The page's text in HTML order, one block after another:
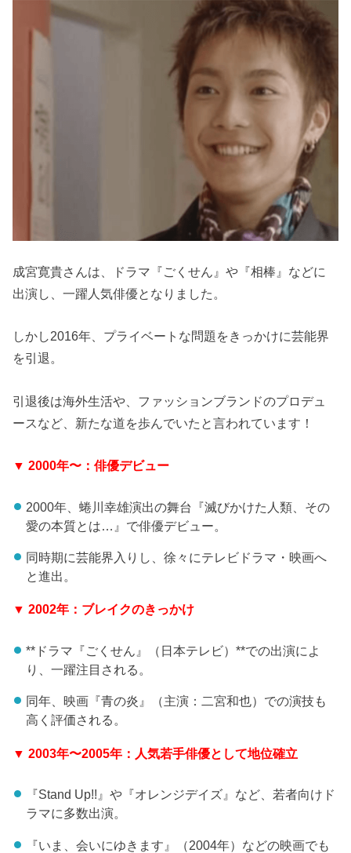
成宮寛貴さんは、ドラマ『ごくせん』や『相棒』などに
出演し、一躍人気俳優となりました。
しかし2016年、プライベートな問題をきっかけに芸能界
を引退。
引退後は海外生活や、ファッションブランドのプロデュ
ースなど、新たな道を歩んでいたと言われています！
▼ 2000年〜：俳優デビュー
2000年、蜷川幸雄演出の舞台『滅びかけた人類、その
愛の本質とは…』で俳優デビュー。
同時期に芸能界入りし、徐々にテレビドラマ・映画へ
と進出。
▼ 2002年：ブレイクのきっかけ
**ドラマ『ごくせん』（日本テレビ）**での出演によ
り、一躍注目される。
同年、映画『青の炎』（主演：二宮和也）での演技も
高く評価される。
▼ 2003年〜2005年：人気若手俳優として地位確立
『Stand Up!!』や『オレンジデイズ』など、若者向けド
ラマに多数出演。
『いま、会いにゆきます』（2004年）などの映画でも